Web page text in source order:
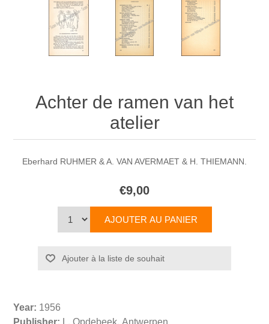
Achter de ramen van het
atelier
Eberhard RUHMER & A. VAN AVERMAET & H. THIEMANN.
€9,00
Year: 1956